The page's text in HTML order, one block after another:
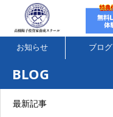
お知らせ ブログ
BLOG
最新記事